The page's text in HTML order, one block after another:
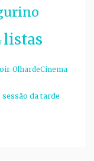
listas
OlhardeCinema
sessão da tarde